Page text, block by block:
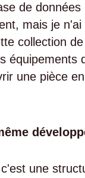
de
mais je
collection
équipements
une pièce
une